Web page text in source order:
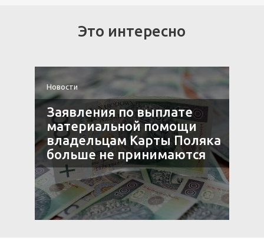
Это интересно
Новости
Заявления по выплате
материальной помощи
владельцам Карты Поляка
больше не принимаются